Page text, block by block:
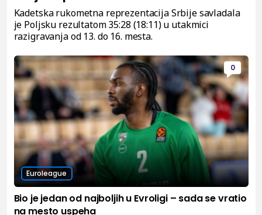
Kadetska rukometna reprezentacija Srbije savladala
je Poljsku rezultatom 35:28 (18:11) u utakmici
razigravanja od 13. do 16. mesta.
0
Euroleague
Bio je jedan od najboljih u Evroligi – sada se vratio
na mesto uspeha